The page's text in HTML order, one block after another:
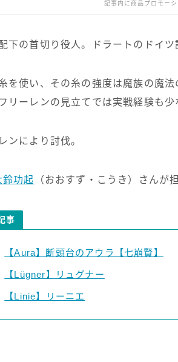
記事内に商品プロモー
下の首切り役人。ドラートのドイツ
を使い、その糸の強度は魔族の魔
リーレンの見立てでは実戦経験も少
ンにより討伐。
鈴功起 （おおすず・こうき）さんが
事
【Aura】断頭台のアウラ【七崩賢】
【Lügner】リュグナー
【Linie】リーニエ